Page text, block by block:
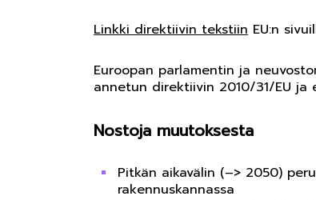
Linkki direktiivin tekstiin EU:n
Euroopan parlamentin ja
annetun direktiivin 2010/31/EU
Nostoja muutoksesta
Pitkän aikavälin (–> 2050)
rakennuskannassa